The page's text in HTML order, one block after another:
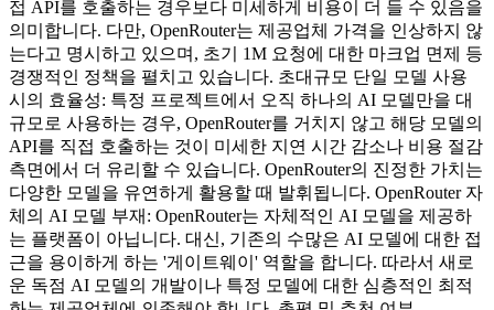
접 API를 호출하는 경우보다 미세하게 비용이 더 들 수 있음을
의미합니다. 다만, OpenRouter는 제공업체 가격을 인상하지 않
는다고 명시하고 있으며, 초기 1M 요청에 대한 마크업 면제 등
경쟁적인 정책을 펼치고 있습니다. 초대규모 단일 모델 사용
시의 효율성: 특정 프로젝트에서 오직 하나의 AI 모델만을 대
규모로 사용하는 경우, OpenRouter를 거치지 않고 해당 모델의
API를 직접 호출하는 것이 미세한 지연 시간 감소나 비용 절감
측면에서 더 유리할 수 있습니다. OpenRouter의 진정한 가치는
다양한 모델을 유연하게 활용할 때 발휘됩니다. OpenRouter 자
체의 AI 모델 부재: OpenRouter는 자체적인 AI 모델을 제공하
는 플랫폼이 아닙니다. 대신, 기존의 수많은 AI 모델에 대한 접
근을 용이하게 하는 '게이트웨이' 역할을 합니다. 따라서 새로
운 독점 AI 모델의 개발이나 특정 모델에 대한 심층적인 최적